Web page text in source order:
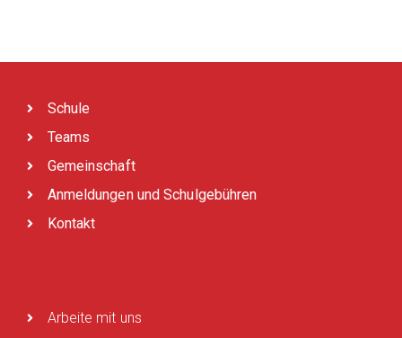
Schule
Teams
Gemeinschaft
Anmeldungen und Schulgebühren
Kontakt
Arbeite mit uns